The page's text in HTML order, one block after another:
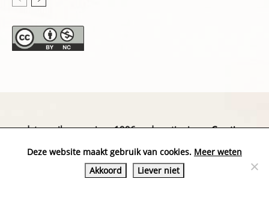
datapanik.org – since 1996 and continuing »Creative
Website by Exterwerk — Logo + graphics by
Deze website maakt gebruik van cookies. Meer weten
Akkoord
Liever niet